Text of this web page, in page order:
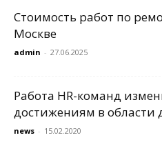
Стоимость работ по
Москве
admin - 27.06.2025
Работа HR-команд
достижениям в области
news - 15.02.2020